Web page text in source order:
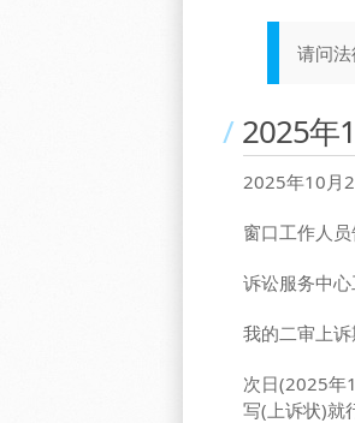
请问
2025年
2025年10月
窗口工作人
诉讼服务中
我的二审上
次日(2025年
写(上诉状)就